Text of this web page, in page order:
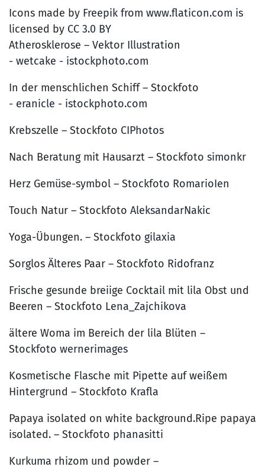
Icons made by Freepik from www.flaticon.com is
licensed by CC 3.0 BY
Atherosklerose – Vektor Illustration
- wetcake - istockphoto.com
In der menschlichen Schiff – Stockfoto
- eranicle - istockphoto.com
Krebszelle – Stockfoto CIPhotos
Nach Beratung mit Hausarzt – Stockfoto simonkr
Herz Gemüse-symbol – Stockfoto RomarioIen
Touch Natur – Stockfoto AleksandarNakic
Yoga-Übungen. – Stockfoto gilaxia
Sorglos Älteres Paar – Stockfoto Ridofranz
Frische gesunde breiige Cocktail mit lila Obst und
Beeren – Stockfoto Lena_Zajchikova
ältere Woma im Bereich der lila Blüten –
Stockfoto wernerimages
Kosmetische Flasche mit Pipette auf weißem
Hintergrund – Stockfoto Krafla
Papaya isolated on white background.Ripe papaya
isolated. – Stockfoto phanasitti
Kurkuma rhizom und powder –